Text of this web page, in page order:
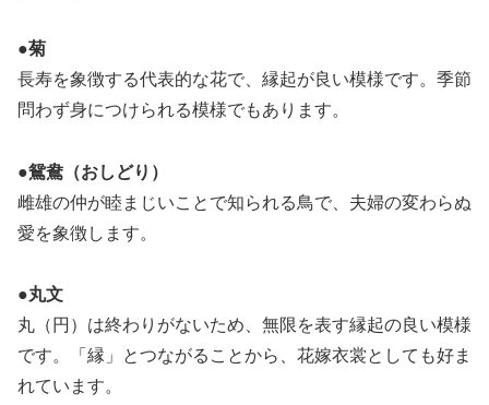
●菊
長寿を象徴する代表的な花で、縁起が良い模様です。季節
問わず身につけられる模様でもあります。
●鴛鴦（おしどり）
雌雄の仲が睦まじいことで知られる鳥で、夫婦の変わらぬ
愛を象徴します。
●丸文
丸（円）は終わりがないため、無限を表す縁起の良い模様
です。「縁」とつながることから、花嫁衣裳としても好ま
れています。